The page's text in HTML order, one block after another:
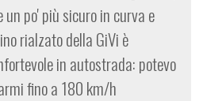
po' più sicuro in curva e
rialzato della GiVi è
in autostrada: potevo
fino a 180 km/h